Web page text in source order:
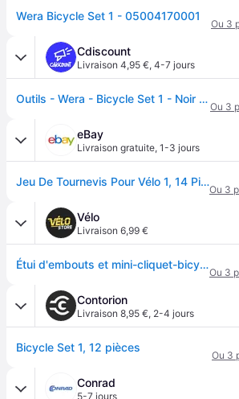
Wera Bicycle Set 1 - 05004170001
Ou 3
Cdiscount
Livraison 4,95 €, 4-7 jours
Outils - Wera - Bicycle Set 1 - Noir - Mixte - Vélos loisirs
Ou 3
eBay
Livraison gratuite, 1-3 jours
Jeu De Tournevis Pour Vélo 1, 14 Pièces - W05004170001
Ou 3
Vélo
Livraison 6,99 €
Étui d'embouts et mini-cliquet-bicycle Wera - Argenté
Ou 3
Contorion
Livraison 8,95 €, 2-4 jours
Bicycle Set 1, 12 pièces
Ou 3
Conrad
5-7 jours